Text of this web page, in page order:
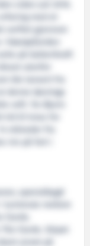
med et
verftet gjennom
Nærøyfjorden
utenfor
ble lansert fra
denne løsninga
veft. Tor Øyvin
tid til tross for
måneder fra
inn på fart i
spesialbygd
turistrute mellom
Fjords. Skipet
annet på